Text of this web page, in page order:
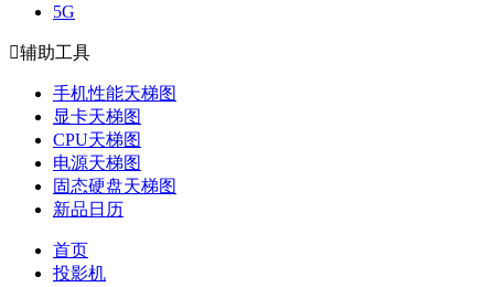
5G
辅助工具
手机性能天梯图
显卡天梯图
CPU天梯图
电源天梯图
固态硬盘天梯图
新品日历
首页
投影机